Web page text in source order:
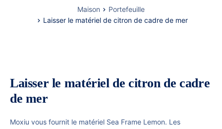
Problème commun
Maison
Portefeuille
Laisser le matériel de citron de cadre de mer
Laisser le matériel de citron de cadre
de mer
Moxiu vous fournit le matériel Sea Frame Lemon. Les